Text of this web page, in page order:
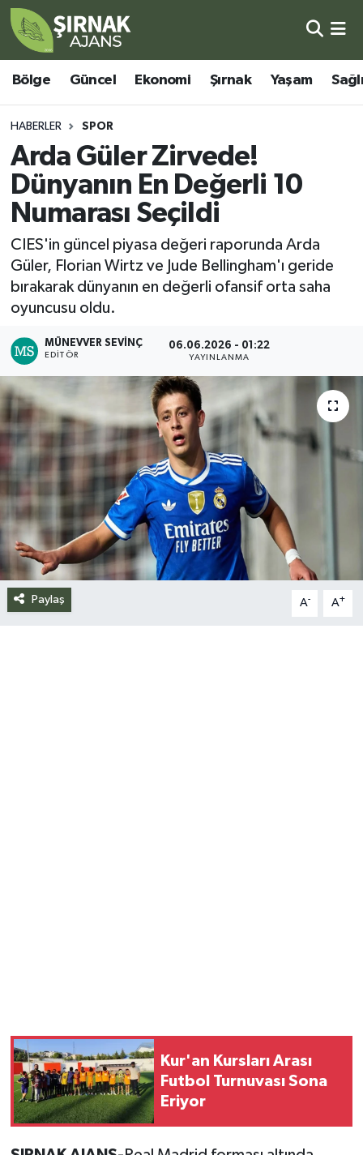
Bölge Güncel Ekonomi Şırnak Yaşam
HABERLER SPOR
Arda Güler Zirvede!
Dünyanın En Değerli 10
Numarası Seçildi
CIES'in güncel piyasa değeri raporunda Arda
Güler, Florian Wirtz ve Jude Bellingham'ı geride
bırakarak dünyanın en değerli ofansif orta saha
oyuncusu oldu.
MÜNEVVER SEVINÇ
EDITÖR
06.06.2026 - 01:22
YAYINLANMA
Paylaş A- A+
Kur'an Kursları Arası
Futbol Turnuvası Sona
Eriyor
Bölge
Güncel
Ekonomi
Şırnak
Yaşam
Sağlık
Eğitim
Kültür - Sanat
Siyaset
Spor
Teknoloji
Yazarlar
Şırnak Nöbetçi Eczaneler
Şırnak Hava Durumu
Şirnak Namaz Vakitleri
Şırnak Trafik Yoğunluk Haritası
Süper Lig Puan Durumu ve Fikstür
Tüm Manşetler
Son Dakika Haberleri
Haber Arşivi